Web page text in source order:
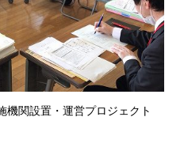
機関設置・運営プロジェクト